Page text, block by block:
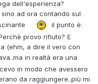
dell'esperienza?
ad ora contando sul
il punto è:
provo rifiuto? E
(ehm, a dire il vero con
in realtà era una
in modo che avessero
da raggiungere..più mi